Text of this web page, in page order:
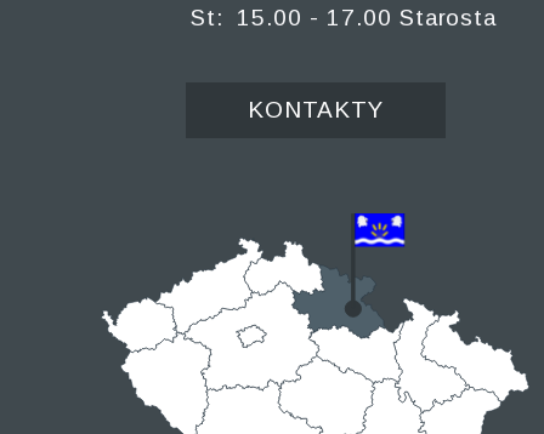
St: 15.00 - 17.00 Starosta
KONTAKTY